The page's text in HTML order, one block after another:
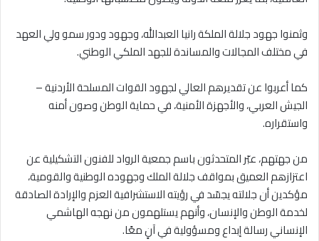
وثمنوا جهود جلالة الملكة رانيا العبدالله، وجهود ودور سمو ولي العهد
في مختلف المجالات والمساندة للجهد الملكي الوطني.
كما أعربوا عن تقديرهم العالي لجهود القوات المسلحة الأردنية –
الجيش العربي، والأجهزة الأمنية، في حماية الوطن وصون أمنه
واستقراره.
من جهتهم، عبّر المتحدثون باسم جمعية الرواد للفنون التشكيلية عن
اعتزازهم العميق بمواقف جلالة الملك وجهوده الوطنية والقومية،
مؤكدين أن جلالته يجسّد في رؤيته الاستشرافية العزم والإرادة الصادقة
لخدمة الوطن والإنسان، وأنهم يستلهمون من نهجه الهاشمي
الإنساني رسالة إبداع ومسؤولية في آنٍ معًا.